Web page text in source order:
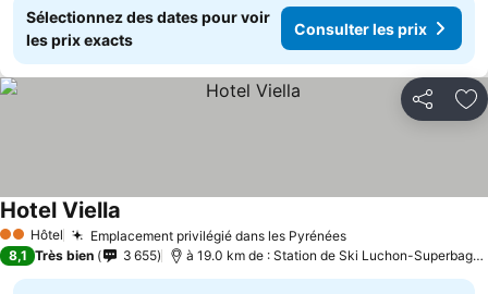
Sélectionnez des dates pour voir
les prix exacts
Consulter les prix
Partager
2 Étoiles
Hôtel Emplacement privilégié dans les Pyrénées
Hotel Viella
8,1 Très bien 3 655 à 19.0 km de : Station de Ski Luchon-Superbagnères